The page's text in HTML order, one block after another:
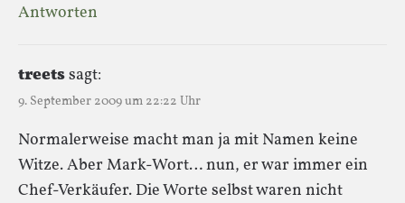
Antworten
treetssagt:
9. September 2009 um 22:22 Uhr
Normalerweise macht man ja mit Namen keine
Witze. Aber Mark-Wort… nun, er war immer ein
Chef-Verkäufer. Die Worte selbst waren nicht